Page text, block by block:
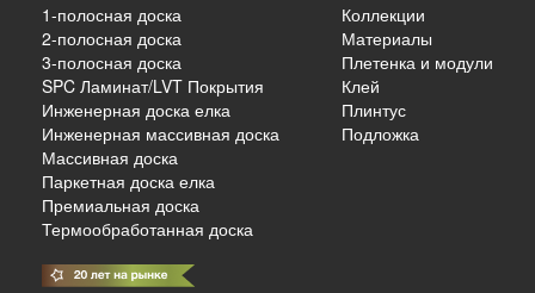
1-полосная доска
2-полосная доска
3-полосная доска
SPC Ламинат/LVT Покрытия
Инженерная доска елка
Инженерная массивная доска
Массивная доска
Паркетная доска елка
Премиальная доска
Термообработанная доска
Коллекции
Материалы
Плетенка и модули
Клей
Плинтус
Подложка